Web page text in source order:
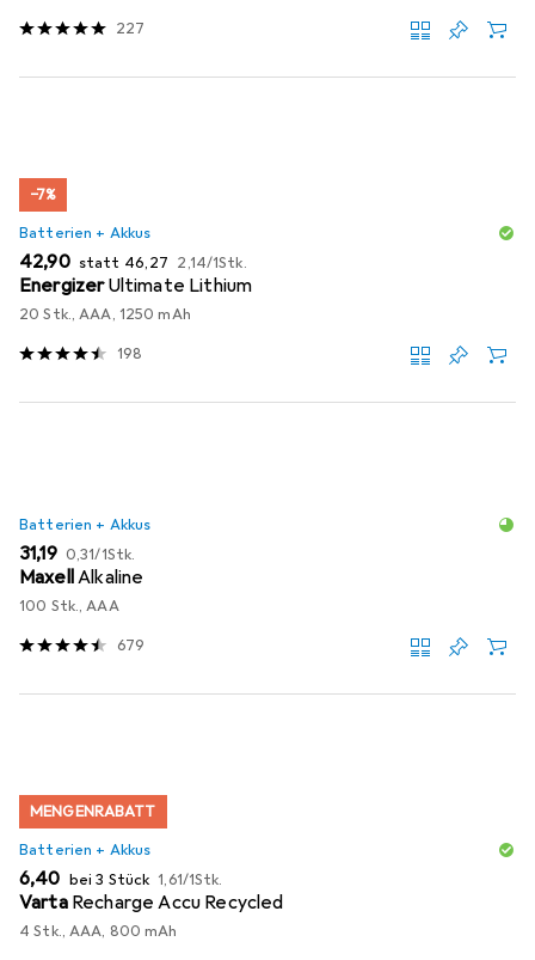
227
−7%
Batterien + Akkus
EUR
42,90 statt EUR
46,27 EUR
2,14/1Stk.
EnergizerUltimate Lithium
20 Stk., AAA, 1250 mAh
198
Batterien + Akkus
EUR
31,19 EUR
0,31/1Stk.
MaxellAlkaline
100 Stk., AAA
679
MENGENRABATT
Batterien + Akkus
EUR
6,40 bei 3 Stück EUR
1,61/1Stk.
Varta Recharge Accu Recycled
4 Stk., AAA, 800 mAh